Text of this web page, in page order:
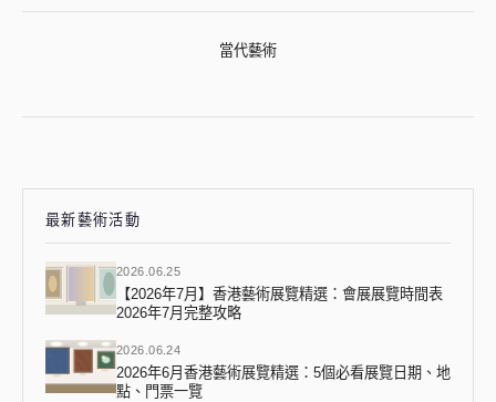
當代藝術
最新藝術活動
2026.06.25
【2026年7月】香港藝術展覽精選：會展展覽時間表
2026年7月完整攻略
2026.06.24
2026年6月香港藝術展覽精選：5個必看展覽日期、地
點、門票一覽